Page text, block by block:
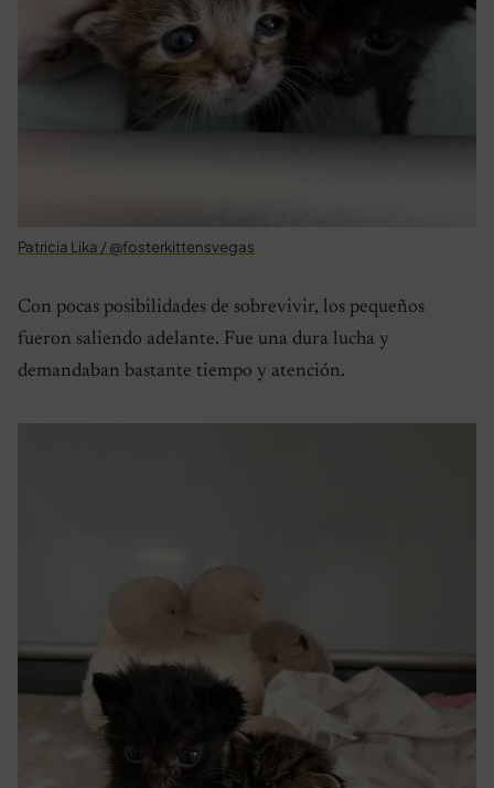
Patricia Lika / @fosterkittensvegas
Con pocas posibilidades de sobrevivir, los pequeños
fueron saliendo adelante. Fue una dura lucha y
demandaban bastante tiempo y atención.